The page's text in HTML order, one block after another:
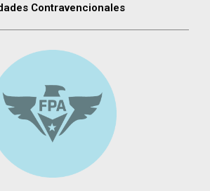
Contravencionales